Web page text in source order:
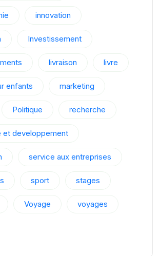
innovation
Investissement
livraison livre
enfants marketing
Politique recherche
et developpement
service aux entreprises
sport stages
Voyage voyages